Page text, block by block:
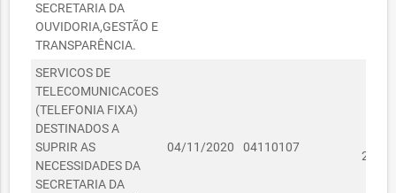
SECRETARIA DA
OUVIDORIA,GESTÃO E
TRANSPARÊNCIA.
SERVICOS DE
TELECOMUNICACOES
(TELEFONIA FIXA)
DESTINADOS A
SUPRIR AS
NECESSIDADES DA
SECRETARIA DA
04/11/2020 04110107